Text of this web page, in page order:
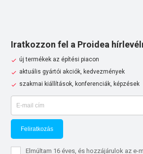
Iratkozzon fel a Proidea
új termékek az építési piacon
aktuális gyártói akciók, kedvezmények
szakmai kiállítások, konferenciák, képzések
Feliratkozás
Elmúltam 16 éves, és hozzájárulok az e-